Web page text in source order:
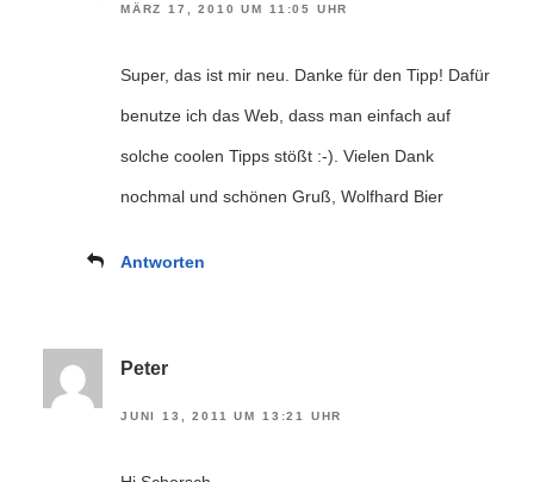
MÄRZ 17, 2010 UM 11:05 UHR
Super, das ist mir neu. Danke für den Tipp! Dafür
benutze ich das Web, dass man einfach auf
solche coolen Tipps stößt :-). Vielen Dank
nochmal und schönen Gruß, Wolfhard Bier
Antworten
Peter
JUNI 13, 2011 UM 13:21 UHR